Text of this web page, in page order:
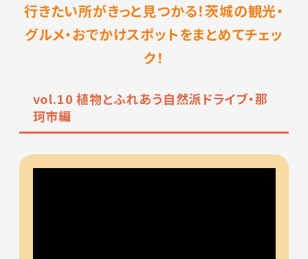
行きたい所がきっと見つかる！茨城の観光・
グルメ・おでかけスポットをまとめてチェッ
ク！
vol.10 植物とふれあう自然派ドライブ・那
珂市編